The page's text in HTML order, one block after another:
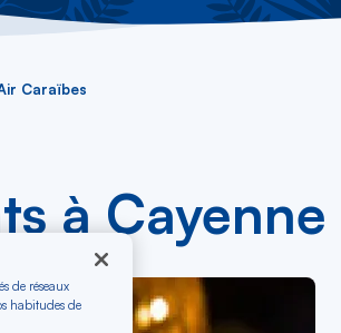
Caraïbes
à Cayenne
de réseaux
habitudes de